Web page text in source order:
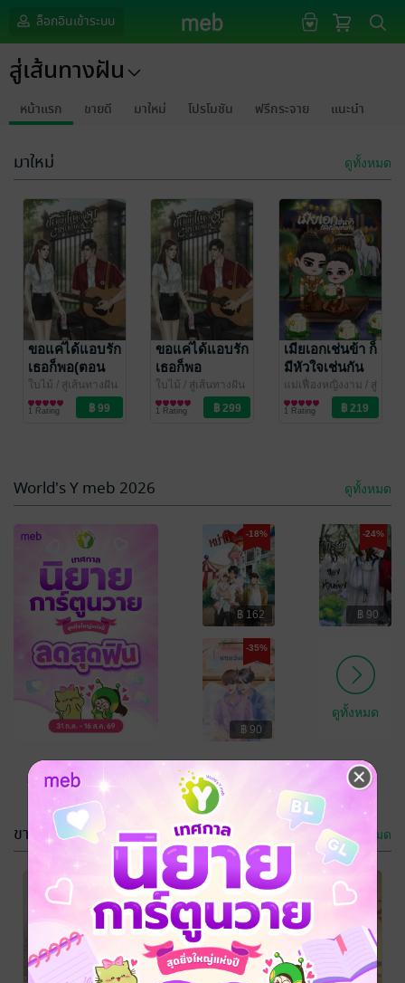
ล็อกอินเข้าระบบ
สู่เส้นทางฝัน
หน้าแรก ขายดี มาใหม่ โปรโมชัน ฟรีกระจาย แนะนำ
มาใหม่ ดูทั้งหมด
ขอแค่ได้แอบรัก
เธอก็พอ(ตอน
พิเศษ)แดนxพาย
ใบไม้ / สู่เส้นทางฝัน
นิยายโรมานซ์
1 Rating
ขอแค่ได้แอบรัก
เธอก็พอ
ใบไม้ / สู่เส้นทางฝัน
นิยายโรมานซ์
1 Rating
เมียเอกเช่นข้า ก็
มีหัวใจเช่นกัน
แม่เฟื่องหญิงงาม / สู่
เส้นทางฝัน
นิยายรัก
1 Rating
รัก(ที่)ลวงหลอก
/ สู่เส้นทางฝัน
นิยายรัก
แค้นนี้ พี่จะ
ชำระแค้นแทน
เจ้าเอง เล่ม 2
/ สู่เส้นทาง
นิยายรักจีนโบราณ
World's Y meb 2026 ดูทั้งหมด
-18%
฿ 162
-24%
฿ 90
-35%
฿ 90
ดูทั้งหมด
เหลืออีก 8 วัน
ขายดี ดูทั้งหมด